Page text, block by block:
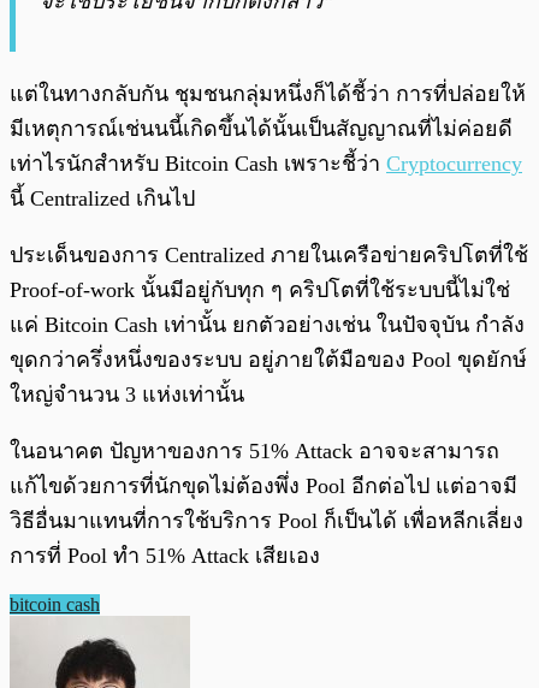
แต่ในทางกลับกัน ชุมชนกลุ่มหนึ่งก็ได้ชี้ว่า การที่ปล่อยให้
มีเหตุการณ์เช่นนนี้เกิดขึ้นได้นั้นเป็นสัญญาณที่ไม่ค่อยดี
เท่าไรนักสำหรับ Bitcoin Cash เพราะชี้ว่า Cryptocurrency
นี้ Centralized เกินไป
ประเด็นของการ Centralized ภายในเครือข่ายคริปโตที่ใช้
Proof-of-work นั้นมีอยู่กับทุก ๆ คริปโตที่ใช้ระบบนี้ไม่ใช่
แค่ Bitcoin Cash เท่านั้น ยกตัวอย่างเช่น ในปัจจุบัน กำลัง
ขุดกว่าครึ่งหนึ่งของระบบ อยู่ภายใต้มือของ Pool ขุดยักษ์
ใหญ่จำนวน 3 แห่งเท่านั้น
ในอนาคต ปัญหาของการ 51% Attack อาจจะสามารถ
แก้ไขด้วยการที่นักขุดไม่ต้องพึ่ง Pool อีกต่อไป แต่อาจมี
วิธีอื่นมาแทนที่การใช้บริการ Pool ก็เป็นได้ เพื่อหลีกเลี่ยง
การที่ Pool ทำ 51% Attack เสียเอง
bitcoin cash